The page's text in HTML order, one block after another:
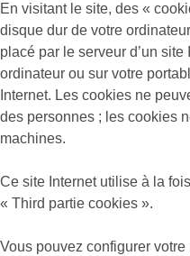
En visitant le site, des «
disque dur de votre
placé par le serveur d’un
ordinateur ou sur votre
Internet. Les cookies ne
des personnes ; les cookies
machines.
Ce site Internet utilise à la
« Third partie cookies ».
Vous pouvez configurer